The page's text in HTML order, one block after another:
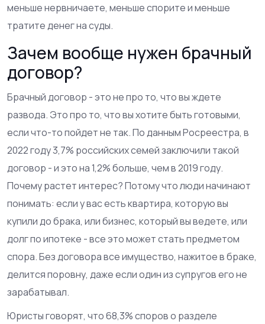
меньше нервничаете, меньше спорите и меньше
тратите денег на суды.
Зачем вообще нужен брачный
договор?
Брачный договор - это не про то, что вы ждете
развода. Это про то, что вы хотите быть готовыми,
если что-то пойдет не так. По данным Росреестра, в
2022 году 3,7% российских семей заключили такой
договор - и это на 1,2% больше, чем в 2019 году.
Почему растет интерес? Потому что люди начинают
понимать: если у вас есть квартира, которую вы
купили до брака, или бизнес, который вы ведете, или
долг по ипотеке - все это может стать предметом
спора. Без договора все имущество, нажитое в браке,
делится поровну, даже если один из супругов его не
зарабатывал.
Юристы говорят, что 68,3% споров о разделе